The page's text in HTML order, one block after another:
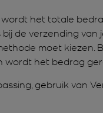
het totale
de verzending
moet kiezen.
het bedrag
gebruik van